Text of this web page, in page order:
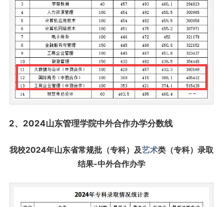
2、2024山东管理学院中外合作办学分数线
我校2024年山东省常规批（专科）及艺术类（专科）录取
结果-中外合作办学